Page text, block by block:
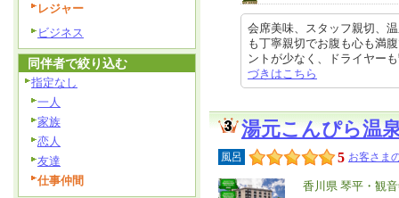
会席美味、スタッフ親切、
も丁寧親切でお腹も心も満
ントが少なく、ドライヤー
づきはこちら
湯元こんぴら温
風呂 5 お客さま
エ
香川県 琴平・観
レジャー
ビジネス
同伴者で絞り込む
指定なし
一人
家族
恋人
友達
仕事仲間